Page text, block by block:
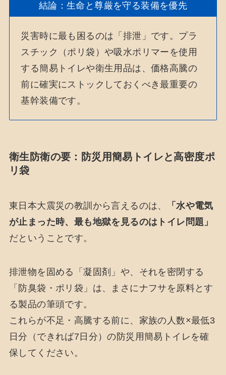
結論：生命と尊厳を守る装備を優先
災害時に最も困るのは「排泄」です。プラ
スチック（ポリ袋）や吸水ポリマーを使用
する簡易トイレや衛生用品は、価格高騰の
前に確実にストックしておくべき最重要の
基幹装備です。
衛生防衛の要：防災用簡易トイレと高密度ポ
リ袋
東日本大震災の教訓から言えるのは、
「水や電気
が止まった時、最も地獄を見るのはトイレ問題」
だということです。
排泄物を固める「凝固剤」や、それを密閉する
「防臭袋・ポリ袋」は、まさにナフサを原料とす
る製品の筆頭です。
これらが不足・高騰する前に、家族の人数×最低3
日分（できれば7日分）の防災用簡易トイレを確
保してください。